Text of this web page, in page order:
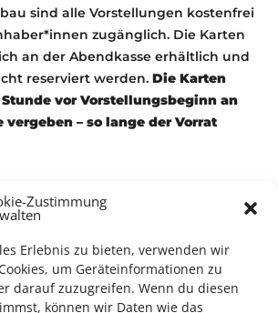
Zustimmung
Erlebnis zu bieten, verwenden wir
um Geräteinformationen zu
darauf zuzugreifen. Wenn du diesen
können wir Daten wie das
sind alle Vorstellungen kostenfrei
zugänglich. Die Karten
an der Abendkasse erhältlich und
reserviert werden. Die Karten
vor Vorstellungsbeginn an
vergeben – so lange der Vorrat